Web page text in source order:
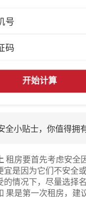
开始计算
全小贴士，你值得拥
租房要首先考虑安全
宜是因为它们不安全
的情况下，尽量选择
果是第一次租房，建